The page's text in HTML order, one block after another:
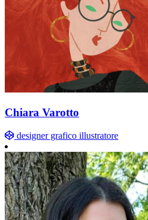
Chiara Varotto
designer grafico illustratore